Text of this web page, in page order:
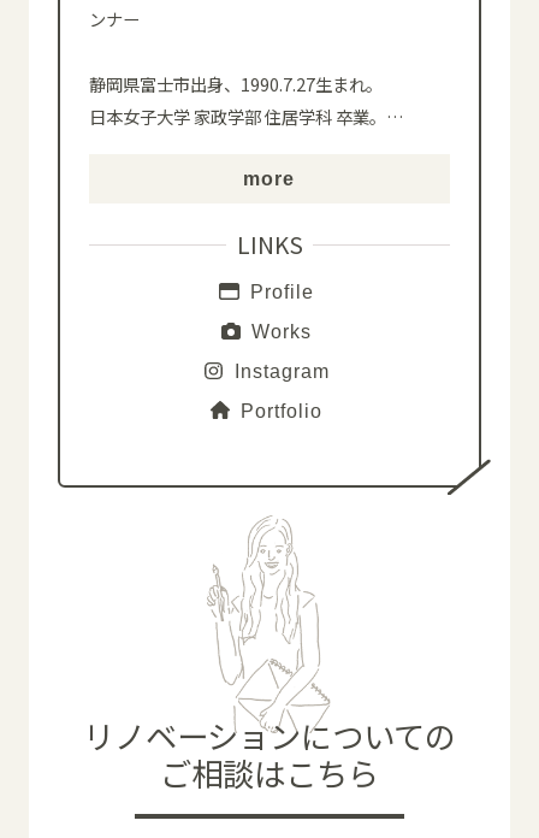
ンナー
静岡県富士市出身、1990.7.27生まれ。
日本女子大学 家政学部 住居学科 卒業。 …
more
LINKS
Profile
Works
Instagram
Portfolio
リノベーションについての
ご相談はこちら